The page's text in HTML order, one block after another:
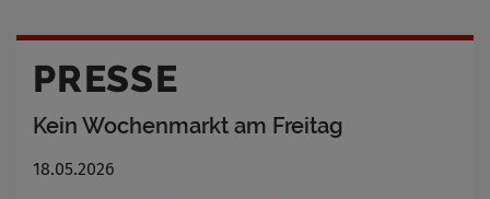
PRESSE
Kein Wochenmarkt am Freitag
18.05.2026